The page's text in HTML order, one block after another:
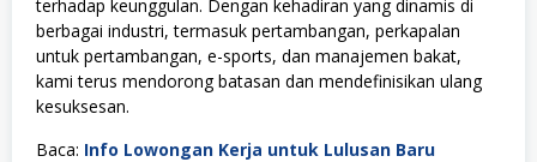
terhadap keunggulan. Dengan kehadiran yang dinamis di
berbagai industri, termasuk pertambangan, perkapalan
untuk pertambangan, e-sports, dan manajemen bakat,
kami terus mendorong batasan dan mendefinisikan ulang
kesuksesan.
Baca: Info Lowongan Kerja untuk Lulusan Baru